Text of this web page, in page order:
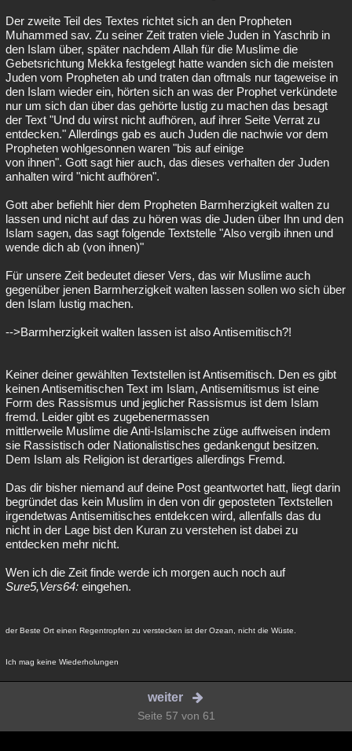
Der zweite Teil des Textes richtet sich an den Propheten
Muhammed sav. Zu seiner Zeit traten viele Juden in Yaschrib in
den Islam über, später nachdem Allah für die Muslime die
Gebetsrichtung Mekka festgelegt hatte wanden sich die meisten
Juden vom Propheten ab und traten dan oftmals nur tageweise in
den Islam wieder ein, hörten sich an was der Prophet verkündete
nur um sich dan über das gehörte lustig zu machen das besagt
der Text "Und du wirst nicht aufhören, auf ihrer Seite Verrat zu
entdecken." Allerdings gab es auch Juden die nachwie vor dem
Propheten wohlgesonnen waren "bis auf einige
von ihnen". Gott sagt hier auch, das dieses verhalten der Juden
anhalten wird "nicht aufhören".
Gott aber befiehlt hier dem Propheten Barmherzigkeit walten zu
lassen und nicht auf das zu hören was die Juden über Ihn und den
Islam sagen, das sagt folgende Textstelle "Also vergib ihnen und
wende dich ab (von ihnen)"
Für unsere Zeit bedeutet dieser Vers, das wir Muslime auch
gegenüber jenen Barmherzigkeit walten lassen sollen wo sich über
den Islam lustig machen.
-->Barmherzigkeit walten lassen ist also Antisemitisch?!
Keiner deiner gewählten Textstellen ist Antisemitisch. Den es gibt
keinen Antisemitischen Text im Islam, Antisemitismus ist eine
Form des Rassismus und jeglicher Rassismus ist dem Islam
fremd. Leider gibt es zugebenermassen
mittlerweile Muslime die Anti-Islamische züge auffweisen indem
sie Rassistisch oder Nationalistisches gedankengut besitzen.
Dem Islam als Religion ist derartiges allerdings Fremd.
Das dir bisher niemand auf deine Post geantwortet hatt, liegt darin
begründet das kein Muslim in den von dir geposteten Textstellen
irgendetwas Antisemitisches entdekcen wird, allenfalls das du
nicht in der Lage bist den Kuran zu verstehen ist dabei zu
entdecken mehr nicht.
Wen ich die Zeit finde werde ich morgen auch noch auf
Sure5,Vers64: eingehen.
der Beste Ort einen Regentropfen zu verstecken ist der Ozean, nicht die Wüste.
Ich mag keine Wiederholungen
weiter
Seite 57 von 61